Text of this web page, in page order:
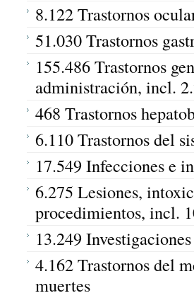
8.122 Trastornos
51.030 Trastornos
155.486 Trastornos
administración, incl.
468 Trastornos
6.110 Trastornos del
17.549 Infecciones e
6.275 Lesiones,
procedimientos, incl.
13.249
4.162 Trastornos del
muertes